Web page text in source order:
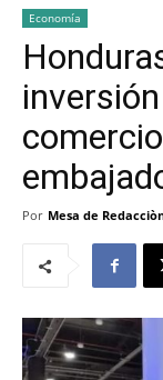
Economía
Por Mesa de